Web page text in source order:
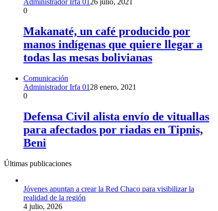
Administrador Irfa 01 26 julio, 2021
0
Makanaté, un café producido por
manos indígenas que quiere llegar a
todas las mesas bolivianas
Comunicación
Administrador Irfa 01 28 enero, 2021
0
Defensa Civil alista envío de vituallas
para afectados por riadas en Tipnis,
Beni
Últimas publicaciones
Jóvenes apuntan a crear la Red Chaco para visibilizar la
realidad de la región
4 julio, 2026